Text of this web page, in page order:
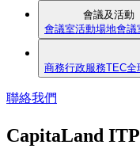
會議及活動
會議室活動場地會議
商務行政服務TEC全
聯絡我們
CapitaLand